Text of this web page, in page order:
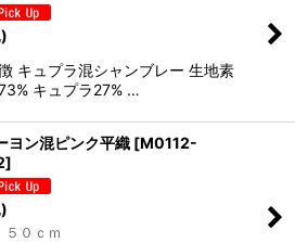
キュプラ混シャンブレー 生地素
キュプラ27% …
ン混ピンク平織 [M0112-
]
０ｃｍ